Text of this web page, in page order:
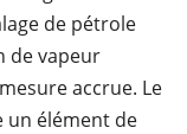
de pétrole
de vapeur
accrue. Le
un élément de